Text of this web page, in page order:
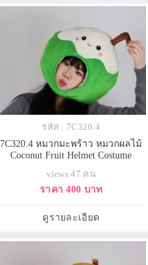
รหัส : 7C320.4
7C320.4 หมวกมะพร้าว หมวกผลไม้
Coconut Fruit Helmet Costume
views 47 คน
ราคา 400 บาท
ดูรายละเอียด